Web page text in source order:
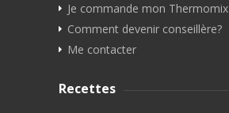
Je commande mon Thermomix
Comment devenir conseillère?
Me contacter
Recettes